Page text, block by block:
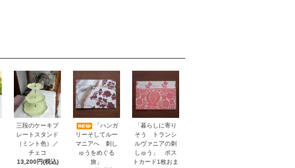
三段のケーキプ
レートスタンド
（ミント色）／
チェコ
13,200円(税込)
「ハンガ
リーそしてルー
マニアへ 刺し
ゅうをめぐる
旅」
「暮らしに寄り
そう トランシ
ルヴァニアの刺
しゅう」 ポス
トカード1枚おま